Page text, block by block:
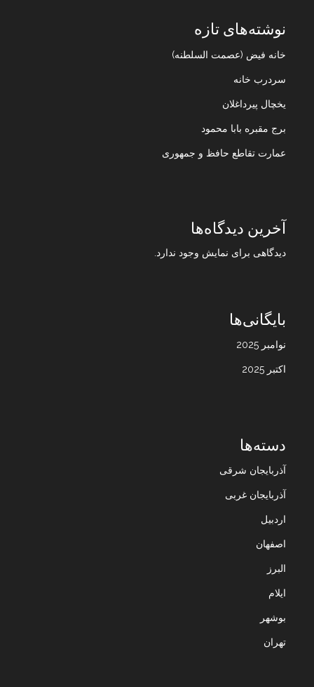
نوشته‌های تازه
خانه فیض (عصمت السلطنه)
سردرب خانه
یخچال پیرداغلان
برج مقبره بابا محمود
عمارت تقاطع حافظ و جمهوری
آخرین دیدگاه‌ها
دیدگاهی برای نمایش وجود ندارد.
بایگانی‌ها
نوامبر 2025
اکتبر 2025
دسته‌ها
آذربایجان شرقی
آذربایجان غربی
اردبیل
اصفهان
البرز
ایلام
بوشهر
تهران